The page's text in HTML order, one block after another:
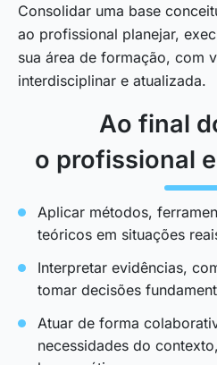
Consolidar uma base
ao profissional planejar,
sua área de formação, com
interdisciplinar e atualizada.
Ao final
o profissional
Aplicar métodos,
teóricos em situações
Interpretar evidências,
tomar decisões
Atuar de forma
necessidades do